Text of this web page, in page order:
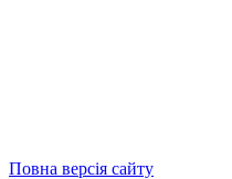
Повна версія сайту